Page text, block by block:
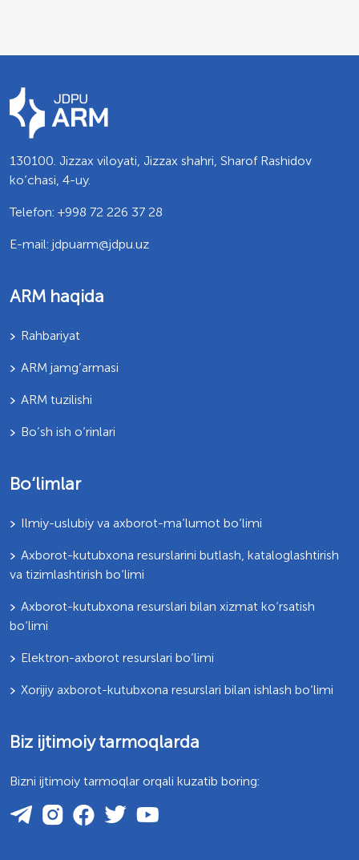
130100. Jizzax viloyati, Jizzax shahri, Sharof Rashidov
ko’chasi, 4-uy.
Telefon: +998 72 226 37 28
E-mail: jdpuarm@jdpu.uz
ARM haqida
Rahbariyat
ARM jamg’armasi
ARM tuzilishi
Bo’sh ish o’rinlari
Bo‘limlar
Ilmiy-uslubiy va axborot-ma’lumot bo‘limi
Axborot-kutubxona resurslarini butlash, kataloglashtirish
va tizimlashtirish bo‘limi
Axborot-kutubxona resurslari bilan xizmat ko‘rsatish
bo‘limi
Elektron-axborot resurslari bo‘limi
Xorijiy axborot-kutubxona resurslari bilan ishlash bo‘limi
Biz ijtimoiy tarmoqlarda
Bizni ijtimoiy tarmoqlar orqali kuzatib boring: